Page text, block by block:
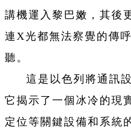
講機運入黎巴嫩，其後
連X光都無法察覺的傳
聽。
這是以色列將通訊
它揭示了一個冰冷的現
定位等關鍵設備和系統